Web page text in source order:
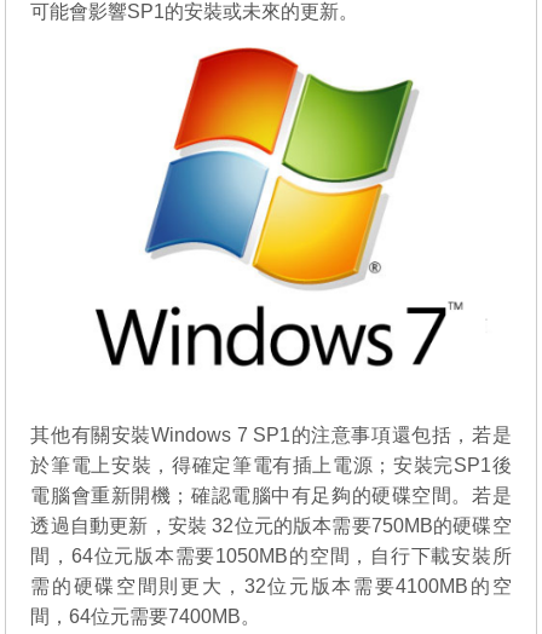
可能會影響SP1的安裝或未來的更新。
其他有關安裝Windows 7 SP1的注意事項還包括，若是
於筆電上安裝，得確定筆電有插上電源；安裝完SP1後
電腦會重新開機；確認電腦中有足夠的硬碟空間。若是
透過自動更新，安裝 32位元的版本需要750MB的硬碟空
間，64位元版本需要1050MB的空間，自行下載安裝所
需的硬碟空間則更大，32位元版本需要4100MB的空
間，64位元需要7400MB。